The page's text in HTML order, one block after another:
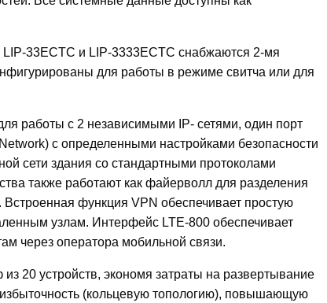
33ECTC и LIP-3333ECTC снабжаются 2-мя
для работы в режиме свитча или для
работы с 2 независимыми IP- сетями, один порт
с определенными настройками безопасности
сети здания со стандартными протоколами
также работают как файерволл для разделения
функция VPN обеспечивает простую
узлам. Интерфейс LTE-800 обеспечивает
через оператора мобильной связи.
20 устройств, экономя затраты на развертывание
избыточность (кольцевую топологию), повышающую